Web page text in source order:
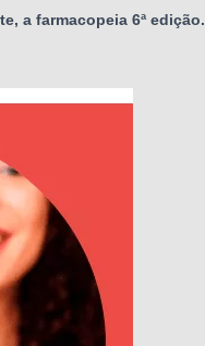
a farmacopeia 6ª edição.